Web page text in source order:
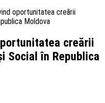
oportunitatea creării
Moldova
creării
Social în Republica